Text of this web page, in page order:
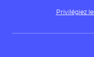
Privilégiez